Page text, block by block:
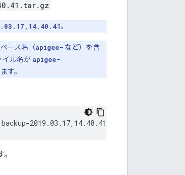
。
ース名（apigee- など）を含
イル名が apigee-
す。
2019.03.17,14.40.41.tar.gz